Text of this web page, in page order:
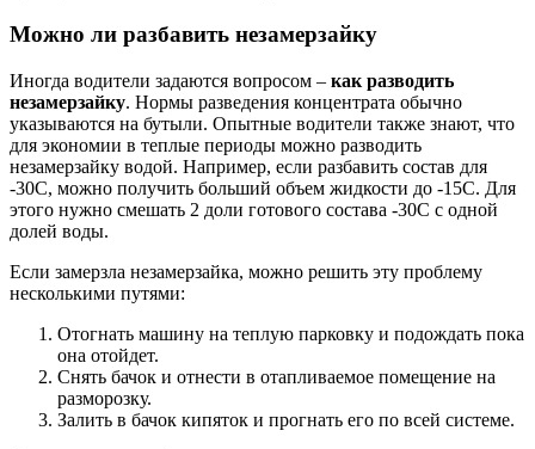
Можно ли разбавить незамерзайку
Иногда водители задаются вопросом – как разводить
незамерзайку. Нормы разведения концентрата обычно
указываются на бутыли. Опытные водители также знают, что
для экономии в теплые периоды можно разводить
незамерзайку водой. Например, если разбавить состав для
-30С, можно получить больший объем жидкости до -15С. Для
этого нужно смешать 2 доли готового состава -30С с одной
долей воды.
Если замерзла незамерзайка, можно решить эту проблему
несколькими путями:
Отогнать машину на теплую парковку и подождать пока
она отойдет.
Снять бачок и отнести в отапливаемое помещение на
разморозку.
Залить в бачок кипяток и прогнать его по всей системе.